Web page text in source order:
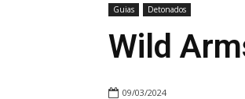
Guias Detonados
Wild
09/03/2024